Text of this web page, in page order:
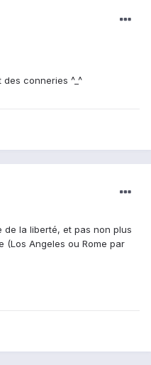
conneries ^_^
de la liberté, et pas non plus
(Los Angeles ou Rome par